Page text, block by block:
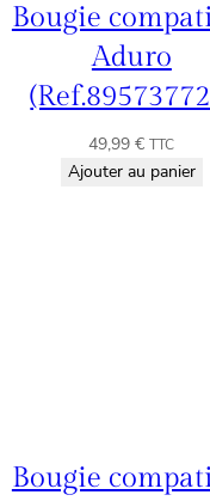
Bougie
Aduro
49,99€ TTC
Ajouter au panier
Bougie